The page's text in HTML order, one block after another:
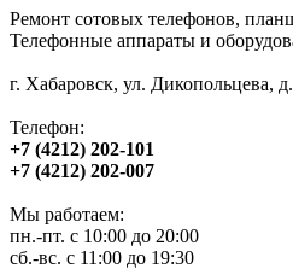
Ремонт сотовых телефонов,
Телефонные аппараты и
г. Хабаровск, ул. Дикопольцева,
Телефон:
+7 (4212) 202-101
+7 (4212) 202-007
Мы работаем:
пн.-пт. с 10:00 до 20:00
сб.-вс. с 11:00 до 19:30